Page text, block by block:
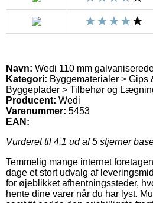
Navn: Wedi 110 mm
Kategori: Byggematerialer > Gips
Byggeplader > Tilbehør og
Producent: Wedi
Varenummer: 5453
EAN:
Vurderet til 4.1 ud af 5 stjerner
Temmelig mange internet
dage et stort udvalg af
for øjeblikket afhentningssteder,
hente dine varer når du har lyst.